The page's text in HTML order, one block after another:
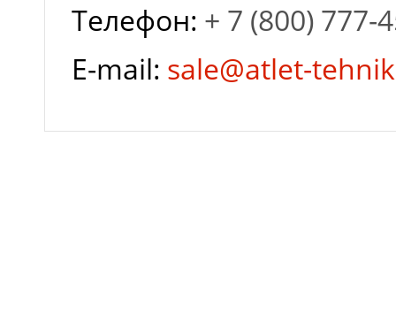
Телефон: + 7 (800) 777-
E-mail: sale@atlet-